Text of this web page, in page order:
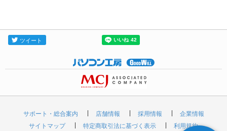
サポート・総合案内 店舗情報 採用情報
企業情報
サイトマップ
特定商取引法に基づく表示 利用規約